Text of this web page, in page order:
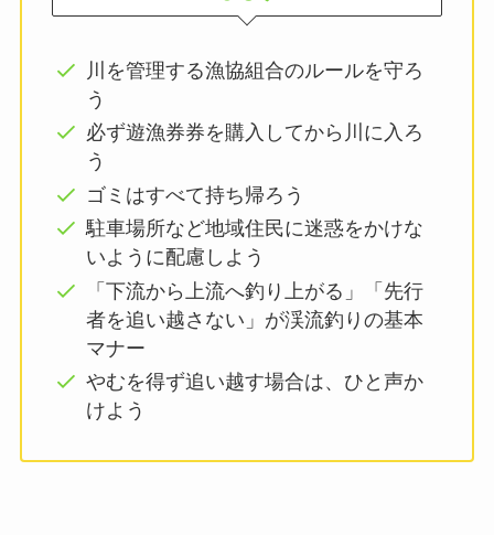
川を管理する漁協組合のルールを守ろ
う
必ず遊漁券券を購入してから川に入ろ
う
ゴミはすべて持ち帰ろう
駐車場所など地域住民に迷惑をかけな
いように配慮しよう
「下流から上流へ釣り上がる」「先行
者を追い越さない」が渓流釣りの基本
マナー
やむを得ず追い越す場合は、ひと声か
けよう